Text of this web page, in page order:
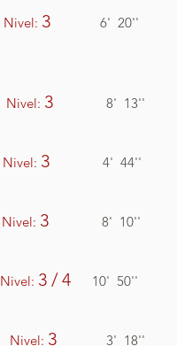
Nivel: 3 6' 20''
Nivel: 3 8' 13''
Nivel: 3 4' 44''
Nivel: 3 8' 10''
Nivel: 3 / 4 10' 50''
Nivel: 3 3' 18''